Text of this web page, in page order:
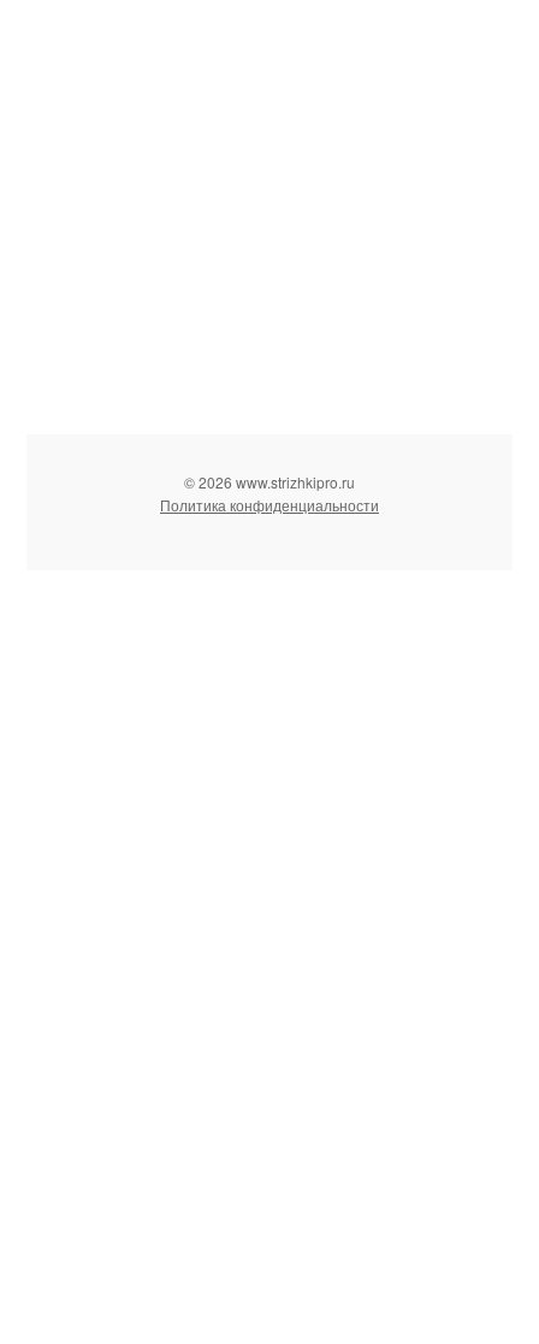
© 2026 www.strizhkipro.ru
Политика конфиденциальности